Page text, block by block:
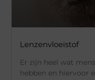
Lenzenvloeistof
Er zijn heel wat
hebben en hiervoor